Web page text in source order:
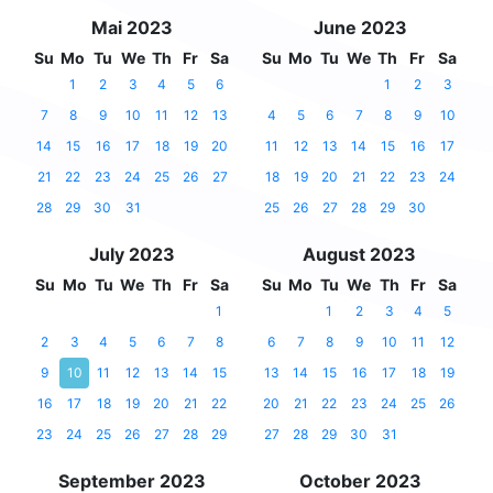
Mai 2023
Su Mo Tu We Th Fr Sa
1 2 3 4 5
6
7
8 9 10 11 12
13
14
15 16 17 18 19
20
21
22 23 24 25 26
27
28
29 30 31
June 2023
Su Mo Tu We Th Fr Sa
1 2
3
4
5 6 7 8 9
10
11
12 13 14 15 16
17
18
19 20 21 22 23
24
25
26 27 28 29 30
July 2023
Su Mo Tu We Th Fr Sa
1
2
3 4 5 6 7
8
9
10 11 12 13 14
15
16
17 18 19 20 21
22
23
24 25 26 27 28 29
August 2023
Su Mo Tu We Th Fr Sa
1 2 3 4
5
6
7 8 9 10 11
12
13
14 15 16 17 18
19
20
21 22 23 24 25
26
27
28 29 30 31
September 2023 October 2023